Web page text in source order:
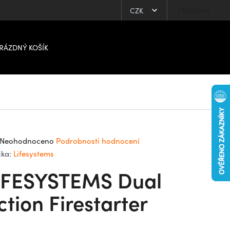
CZK
KOŠÍK
Dual
Firestarter
Neohodnoceno Podrobnosti hodnocení
Lifesystems